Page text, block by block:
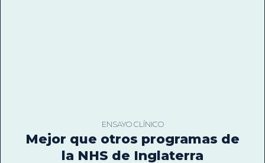
ENSAYO CLÍNICO
Mejor que otros programas de
la NHS de Inglaterra